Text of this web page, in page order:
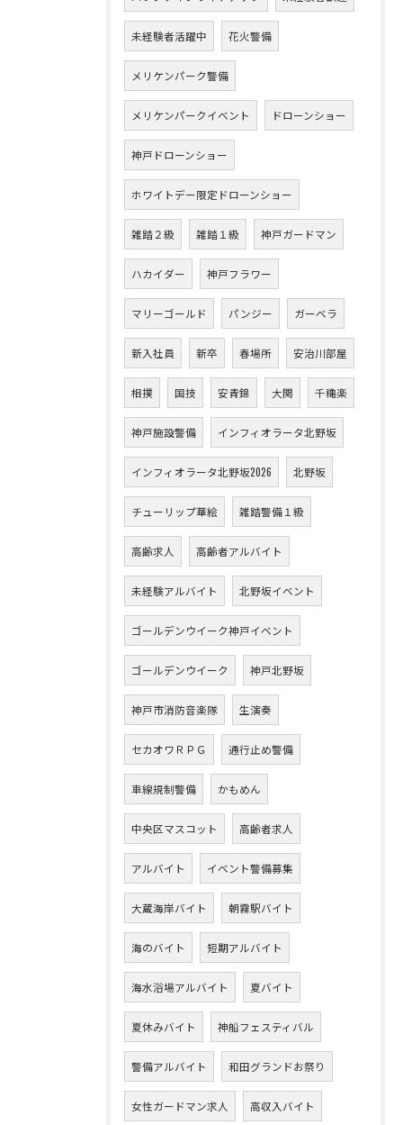
未経験者活躍中 花火警備
メリケンパーク警備
メリケンパークイベント ドローンショー
神戸ドローンショー
ホワイトデー限定ドローンショー
雑踏２級 雑踏１級 神戸ガードマン
ハカイダー 神戸フラワー
マリーゴールド パンジー ガーベラ
新入社員 新卒 春場所 安治川部屋
相撲 国技 安青錦 大関 千穐楽
神戸施設警備 インフィオラータ北野坂
インフィオラータ北野坂2026 北野坂
チューリップ華絵 雑踏警備１級
高齢求人 高齢者アルバイト
未経験アルバイト 北野坂イベント
ゴールデンウイーク神戸イベント
ゴールデンウイーク 神戸北野坂
神戸市消防音楽隊 生演奏
セカオワＲＰＧ 通行止め警備
車線規制警備 かもめん
中央区マスコット 高齢者求人
アルバイト イベント警備募集
大蔵海岸バイト 朝霧駅バイト
海のバイト 短期アルバイト
海水浴場アルバイト 夏バイト
夏休みバイト 神船フェスティバル
警備アルバイト 和田グランドお祭り
女性ガードマン求人 高収入バイト